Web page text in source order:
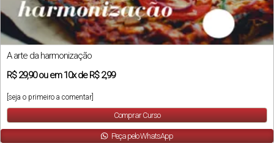
A arte da harmonização
R$29,90ou em10xde R$ 2,99
[seja o primeiro a comentar]
Comprar Curso
Peça pelo WhatsApp